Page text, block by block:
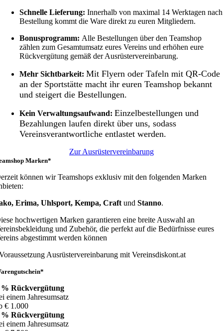
Schnelle Lieferung: Innerhalb von maximal 14 Werktagen nach
Bestellung kommt die Ware direkt zu euren Mitgliedern.
Bonusprogramm: Alle Bestellungen über den Teamshop
zählen zum Gesamtumsatz eures Vereins und erhöhen eure
Rückvergütung gemäß der Ausrüstervereinbarung.
Mehr Sichtbarkeit: Mit Flyern oder Tafeln mit QR-Code
an der Sportstätte macht ihr euren Teamshop bekannt
und steigert die Bestellungen.
Kein Verwaltungsaufwand:Einzelbestellungen und
Bezahlungen laufen direkt über uns, sodass
Vereinsverantwortliche entlastet werden.
Zur Ausrüstervereinbarung
Marken*
können wir Teamshops exklusiv mit den folgenden Marken
Erima, Uhlsport, Kempa, Craft undStanno.
hochwertigen Marken garantieren eine breite Auswahl an
und Zubehör, die perfekt auf die Bedürfnisse eures
abgestimmt werden können
Ausrüstervereinbarung mit Vereinsdiskont.at
% Rückvergütung
einem Jahresumsatz
€ 1.000
% Rückvergütung
einem Jahresumsatz